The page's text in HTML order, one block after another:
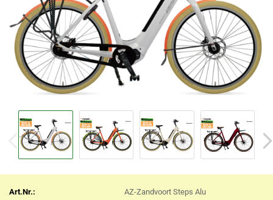
Art.Nr.:
AZ-Zandvoort Steps Alu